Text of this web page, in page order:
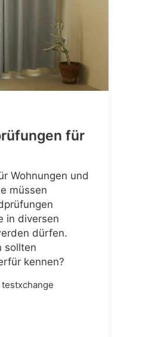
für
Wohnungen und
müssen
in diversen
dürfen.
sollten
kennen?
testxchange